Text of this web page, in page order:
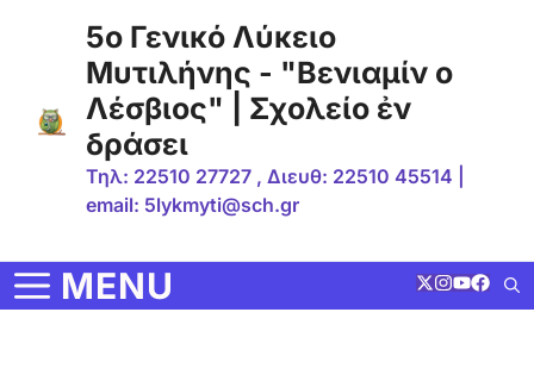
περιεχόμενο
5ο Γενικό Λύκειο
Μυτιλήνης - "Βενιαμίν ο
Λέσβιος" | Σχολείο ἐν
δράσει
Τηλ: 22510 27727 , Διευθ: 22510 45514 |
email: 5lykmyti@sch.gr
MENU